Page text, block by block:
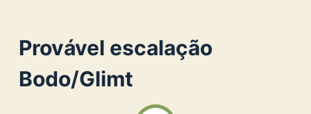
Provável escalação
Bodo/Glimt